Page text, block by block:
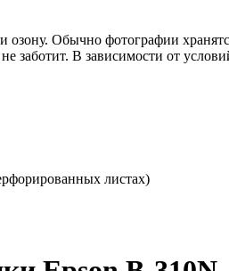
озону. Обычно фотографии
В зависимости от
листах)